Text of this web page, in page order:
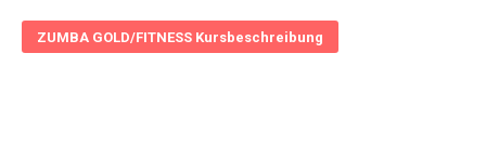
ZUMBA GOLD/FITNESS Kursbeschreibung